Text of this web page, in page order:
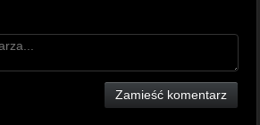
Zamieść komentarz